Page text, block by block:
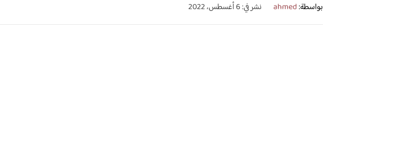
بواسطة:ahmed نشر في: 6 أغسطس، 2022